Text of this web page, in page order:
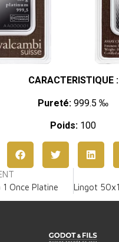
CARACTERISTIQUE :
Pureté: 999.5 ‰
Poids: 100
1 Once Platine